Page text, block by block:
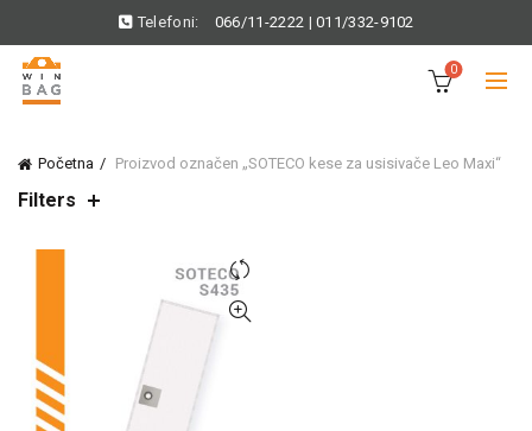
Telefoni: 066/11-2222 |011/332-9102
0
Početna Proizvod označen „SOTECO kese za usisivače Leo Maxi“
Filters